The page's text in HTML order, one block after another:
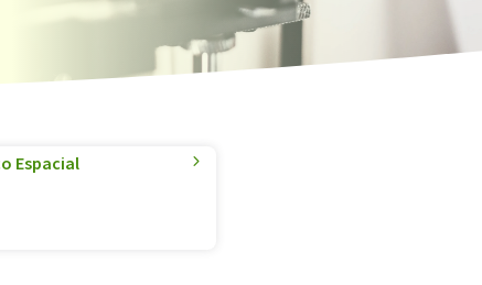
Espacial